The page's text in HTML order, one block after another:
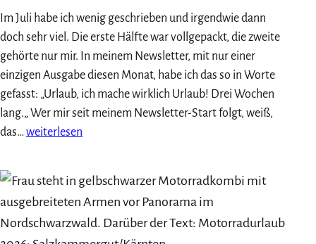
Alleinsein
zeigte
Im Juli habe ich wenig geschrieben und irgendwie dann
doch sehr viel. Die erste Hälfte war vollgepackt, die zweite
gehörte nur mir. In meinem Newsletter, mit nur einer
einzigen Ausgabe diesen Monat, habe ich das so in Worte
gefasst: „Urlaub, ich mache wirklich Urlaub! Drei Wochen
lang.„ Wer mir seit meinem Newsletter-Start folgt, weiß,
das… Monatsrückblick
Schreiben
&
Urlaub
weiterlesen